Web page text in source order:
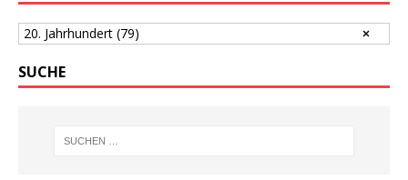
20. Jahrhundert (79)
SUCHE